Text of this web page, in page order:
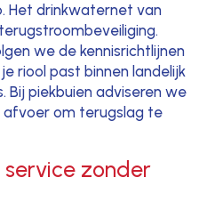
Het drinkwaternet van
we de kennisrichtlijnen
riool past binnen landelijk
piekbuien adviseren we
om terugslag te
zonder